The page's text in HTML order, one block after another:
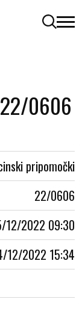
odpri
0606
pripomočki
22/0606
12/2022 09:30
12/2022 15:34